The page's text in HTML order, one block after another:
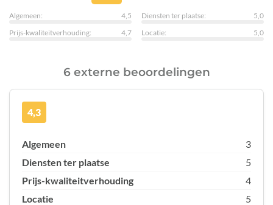
Algemeen: 4,5 Diensten ter plaatse:
5,0
Prijs-kwaliteitverhouding:
4,7 Locatie: 5,0
6 externe beoordelingen
4,3
Algemeen
3
Diensten ter plaatse
5
Prijs-kwaliteitverhouding
4
Locatie
5